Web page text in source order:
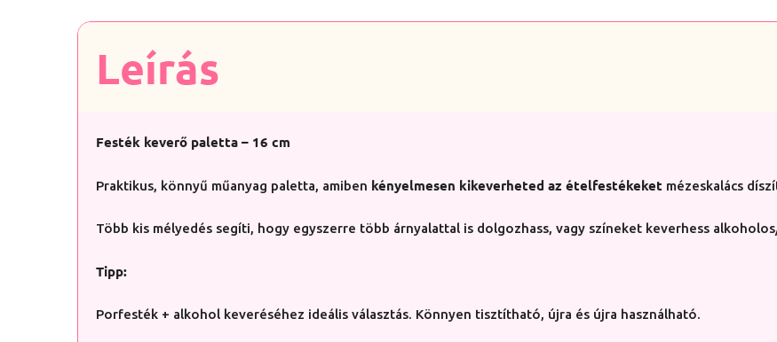
Leírás
Festék keverő paletta – 16 cm
Praktikus, könnyű műanyag paletta, amiben kényelmesen kikeverheted az ételfestékeket mézeskalács
Több kis mélyedés segíti, hogy egyszerre több árnyalattal is dolgozhass, vagy színeket keverhess
Tipp:
Porfesték + alkohol keveréséhez ideális választás. Könnyen tisztítható, újra és újra használható.